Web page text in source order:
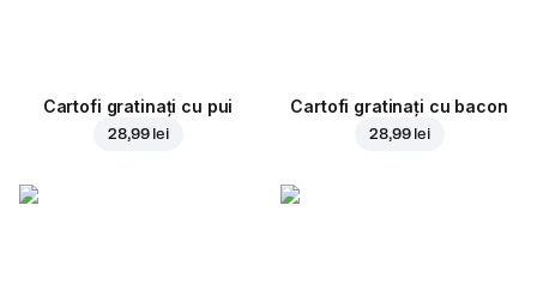
Cartofi gratinați cu pui
28,99 lei
Cartofi gratinați cu bacon
28,99 lei